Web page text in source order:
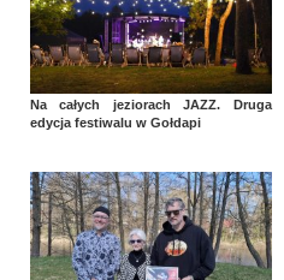
Na całych jeziorach JAZZ. Druga
edycja festiwalu w Gołdapi